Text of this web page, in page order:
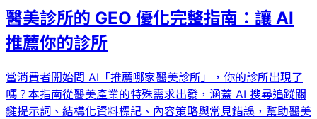
醫美診所的 GEO 優化完整指南：讓 AI
推薦你的診所
當消費者開始問 AI「推薦哪家醫美診所」，你的診所出現了
嗎？本指南從醫美產業的特殊需求出發，涵蓋 AI 搜尋追蹤關
鍵提示詞、結構化資料標記、內容策略與常見錯誤，幫助醫美